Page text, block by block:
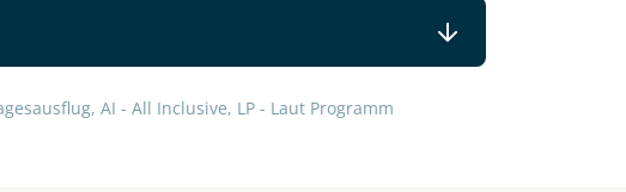
AI - All Inclusive, LP - Laut Programm